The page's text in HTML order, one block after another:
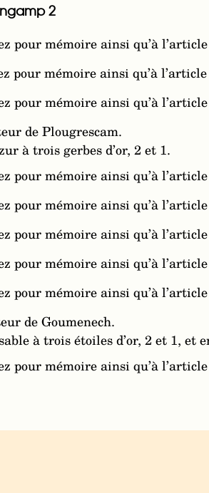
2
pour mémoire ainsi qu’à
pour mémoire ainsi qu’à
pour mémoire ainsi qu’à
de Plougrescam.
à trois gerbes d’or, 2 et 1.
pour mémoire ainsi qu’à
pour mémoire ainsi qu’à
pour mémoire ainsi qu’à
pour mémoire ainsi qu’à
pour mémoire ainsi qu’à
de Goumenech.
à trois étoiles d’or, 2 et 1, et
pour mémoire ainsi qu’à